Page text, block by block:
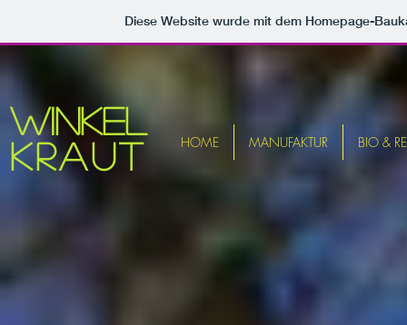
Diese Website wurde mit dem Homepage-
Winkel
kraut
HOME MANUFAKTUR BIO &